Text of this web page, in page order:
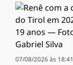
07/08/2026 às 18:41